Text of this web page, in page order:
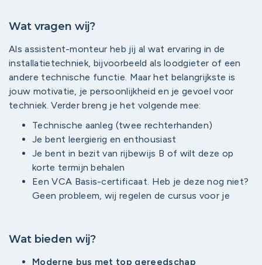
Wat vragen wij?
Als assistent-monteur heb jij al wat ervaring in de
installatietechniek, bijvoorbeeld als loodgieter of een
andere technische functie. Maar het belangrijkste is
jouw motivatie, je persoonlijkheid en je gevoel voor
techniek. Verder breng je het volgende mee:
Technische aanleg (twee rechterhanden)
Je bent leergierig en enthousiast
Je bent in bezit van rijbewijs B of wilt deze op
korte termijn behalen
Een VCA Basis-certificaat. Heb je deze nog niet?
Geen probleem, wij regelen de cursus voor je
Wat bieden wij?
Moderne bus met top gereedschap